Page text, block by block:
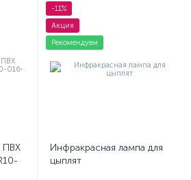
ПВХ
-11%
Акция
Рекомендуем
Инфракрасная лампа для
цыплят